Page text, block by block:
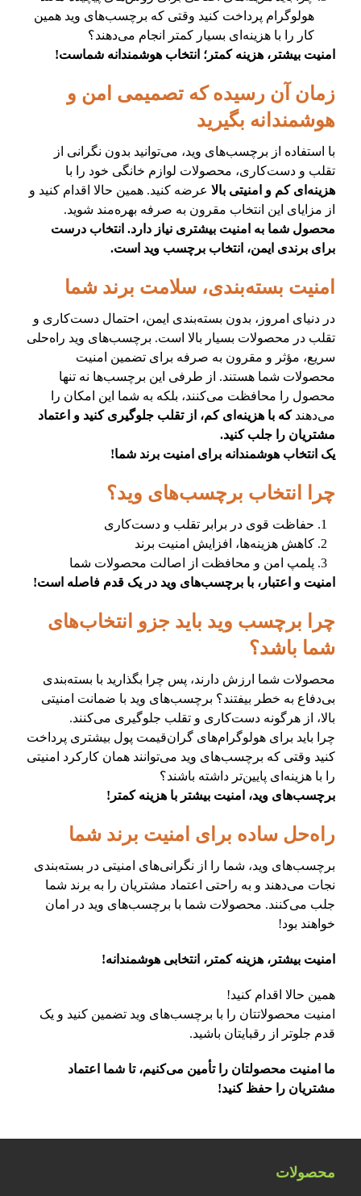
هولوگرام پرداخت کنید وقتی که برچسب‌های وید همین
کار را با هزینه‌ای بسیار کمتر انجام می‌دهند؟
امنیت بیشتر، هزینه کمتر؛ انتخاب هوشمندانه شماست!
زمان آن رسیده که تصمیمی امن و
هوشمندانه بگیرید
با استفاده از برچسب‌های وید، می‌توانید بدون نگرانی از
تقلب و دست‌کاری، محصولات لوازم خانگی خود را با
هزینه‌ای کم و امنیتی بالا عرضه کنید. همین حالا اقدام کنید و
از مزایای این انتخاب مقرون به صرفه بهره‌مند شوید.
محصول شما به امنیت بیشتری نیاز دارد. انتخاب درست
برای برندی ایمن، انتخاب برچسب وید است.
امنیت بسته‌بندی، سلامت برند شما
در دنیای امروز، بدون بسته‌بندی ایمن، احتمال دست‌کاری و
تقلب در محصولات بسیار بالا است. برچسب‌های وید راه‌حلی
سریع، مؤثر و مقرون به صرفه برای تضمین امنیت
محصولات شما هستند. از طرفی این برچسب‌ها نه تنها
محصول را محافظت می‌کنند، بلکه به شما این امکان را
می‌دهندکه با هزینه‌ای کم، از تقلب جلوگیری کنید و اعتماد
مشتریان را جلب کنید.
یک انتخاب هوشمندانه برای امنیت برند شما!
چرا انتخاب برچسب‌های وید؟
حفاظت قوی در برابر تقلب و دست‌کاری
کاهش هزینه‌ها، افزایش امنیت برند
پلمپ امن و محافظت از اصالت محصولات شما
امنیت و اعتبار، با برچسب‌های وید در یک قدم فاصله است!
چرا برچسب وید باید جزو انتخاب‌های
شما باشد؟
محصولات شما ارزش دارند، پس چرا بگذارید با بسته‌بندی
بی‌دفاع به خطر بیفتند؟ برچسب‌های وید با ضمانت امنیتی
بالا، از هرگونه دست‌کاری و تقلب جلوگیری می‌کنند.
چرا باید برای هولوگرام‌های گران‌قیمت پول بیشتری پرداخت
کنید وقتی که برچسب‌های وید می‌توانند همان کارکرد امنیتی
را با هزینه‌ای پایین‌تر داشته باشند؟
برچسب‌های وید، امنیت بیشتر با هزینه کمتر!
راه‌حل ساده برای امنیت برند شما
برچسب‌های وید، شما را از نگرانی‌های امنیتی در بسته‌بندی
نجات می‌دهند و به راحتی اعتماد مشتریان را به برند شما
جلب می‌کنند. محصولات شما با برچسب‌های وید در امان
خواهند بود!
امنیت بیشتر، هزینه کمتر، انتخابی هوشمندانه!
همین حالا اقدام کنید!
امنیت محصولاتتان را با برچسب‌های وید تضمین کنید و یک
قدم جلوتر از رقبایتان باشید.
ما امنیت محصولتان را تأمین می‌کنیم، تا شما اعتماد
مشتریان را حفظ کنید!
محصولات